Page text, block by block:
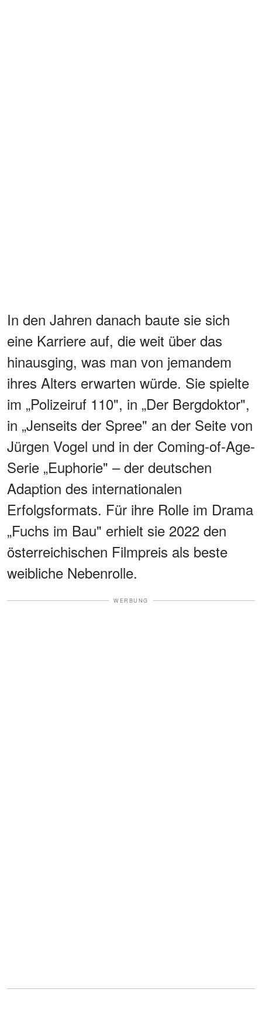
In den Jahren danach baute sie sich
eine Karriere auf, die weit über das
hinausging, was man von jemandem
ihres Alters erwarten würde. Sie spielte
im „Polizeiruf 110", in „Der Bergdoktor",
in „Jenseits der Spree" an der Seite von
Jürgen Vogel und in der Coming-of-Age-
Serie „Euphorie" – der deutschen
Adaption des internationalen
Erfolgsformats. Für ihre Rolle im Drama
„Fuchs im Bau" erhielt sie 2022 den
österreichischen Filmpreis als beste
weibliche Nebenrolle.
WERBUNG